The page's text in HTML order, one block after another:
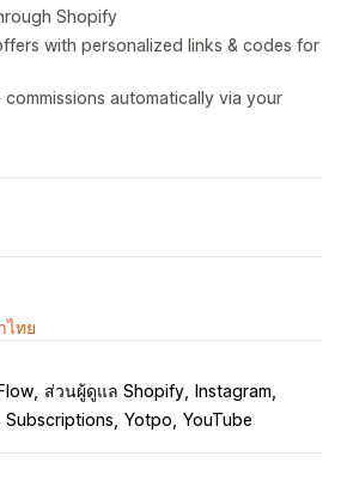
Shopify
with personalized links & codes for
automatically via your
ไทย
ส่วนผู้ดูแล Shopify
Instagram
Subscriptions Yotpo YouTube